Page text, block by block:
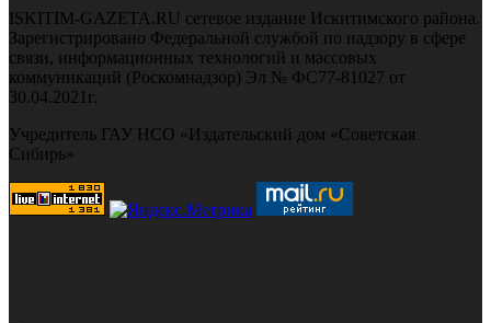
ISKITIM-GAZETA.RU сетевое издание Искитимского района.
Зарегистрировано Федеральной службой по надзору в сфере
связи, информационных технологий и массовых
коммуникаций (Роскомнадзор) Эл № ФС77-81027 от
30.04.2021г.
Учредитель ГАУ НСО «Издательский дом «Советская
Сибирь»